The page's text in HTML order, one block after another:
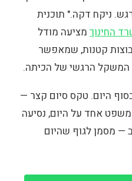
ניקח דקה." תוכנית
החינוך מציעה מודל
קטנות, שמאפשר
הרגשי של הכיתה.
היום. טקס סיום קצר —
אחד על היום, נסיעה
— מסמן לגוף שהיום